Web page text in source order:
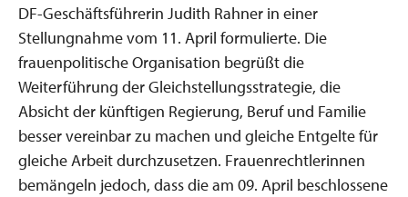
DF-Geschäftsführerin Judith Rahner in einer
Stellungnahme vom 11. April formulierte. Die
frauenpolitische Organisation begrüßt die
Weiterführung der Gleichstellungsstrategie, die
Absicht der künftigen Regierung, Beruf und Familie
besser vereinbar zu machen und gleiche Entgelte für
gleiche Arbeit durchzusetzen. Frauenrechtlerinnen
bemängeln jedoch, dass die am 09. April beschlossene